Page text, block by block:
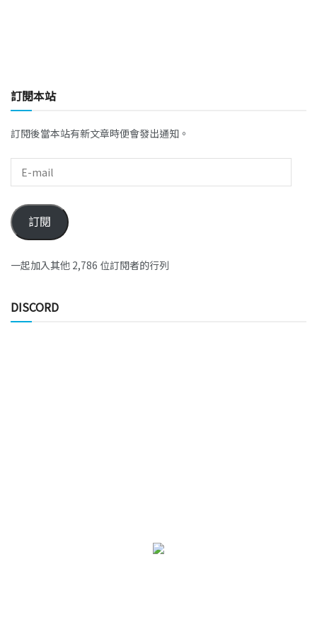
訂閱本站
訂閱後當本站有新文章時便會發出通知。
訂閱
一起加入其他 2,786 位訂閱者的行列
DISCORD